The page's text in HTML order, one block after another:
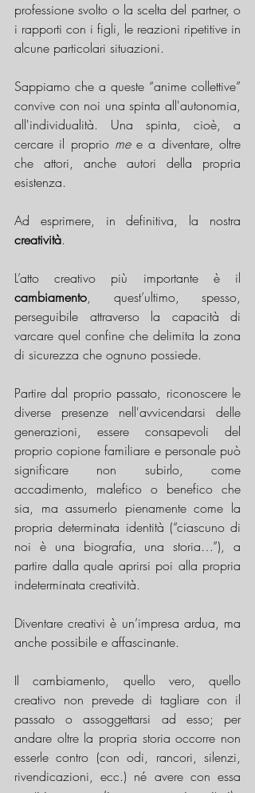
professione svolto o la scelta del partner, o
i rapporti con i figli, le reazioni ripetitive in
alcune particolari situazioni.
Sappiamo che a queste “anime collettive”
convive con noi una spinta all'autonomia,
all'individualità. Una spinta, cioè, a
cercare il proprio me e a diventare, oltre
che attori, anche autori della propria
esistenza.
creatività.
cambiamento, quest’ultimo, spesso,
perseguibile attraverso la capacità di
varcare quel confine che delimita la zona
di sicurezza che ognuno possiede.
Partire dal proprio passato, riconoscere le
diverse presenze nell'avvicendarsi delle
generazioni, essere consapevoli del
proprio copione familiare e personale può
significare non subirlo, come
accadimento, malefico o benefico che
sia, ma assumerlo pienamente come la
propria determinata identità (“ciascuno di
noi è una biografia, una storia…”), a
partire dalla quale aprirsi poi alla propria
indeterminata creatività.
Diventare creativi è un’impresa ardua, ma
anche possibile e affascinante.
Il cambiamento, quello vero, quello
creativo non prevede di tagliare con il
passato o assoggettarsi ad esso; per
andare oltre la propria storia occorre non
esserle contro (con odi, rancori, silenzi,
rivendicazioni, ecc.) né avere con essa